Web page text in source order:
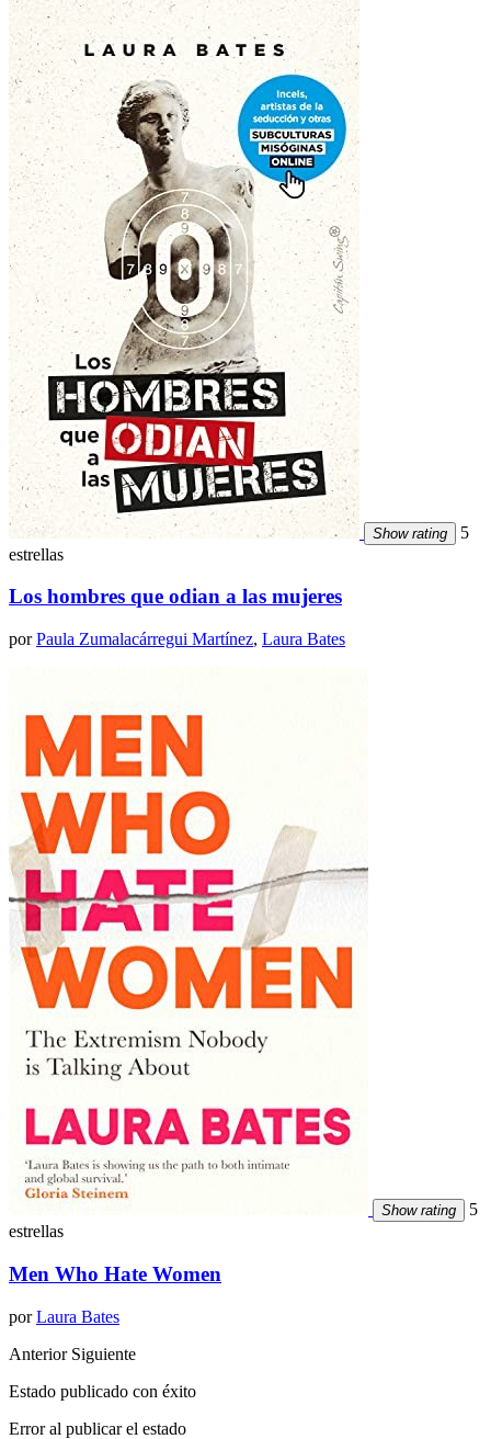
Show rating
5
estrellas
Los hombres que odian a las mujeres
porPaula Zumalacárregui Martínez, Laura Bates
Show rating
5
estrellas
Men Who Hate Women
porLaura Bates
Anterior Siguiente
Estado publicado con éxito
Error al publicar el estado